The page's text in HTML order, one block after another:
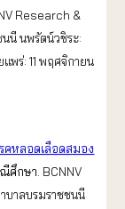
Research &
นี นพรัตน์วชิระ:
พร่: 11 พฤศจิกายน
คหลอดเลือดสมอง
ณีศึกษา BCNNV
าลบรมราชชนนี